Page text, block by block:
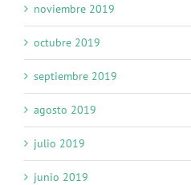
noviembre 2019
octubre 2019
septiembre 2019
agosto 2019
julio 2019
junio 2019